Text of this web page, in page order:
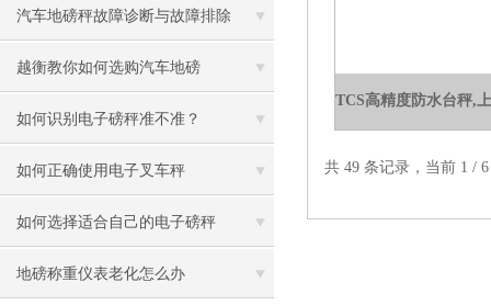
汽车地磅秤故障诊断与故障排除
越衡教你如何选购汽车地磅
如何识别电子磅秤准不准？
如何正确使用电子叉车秤
如何选择适合自己的电子磅秤
地磅称重仪表老化怎么办
共 49 条记录，当前 1